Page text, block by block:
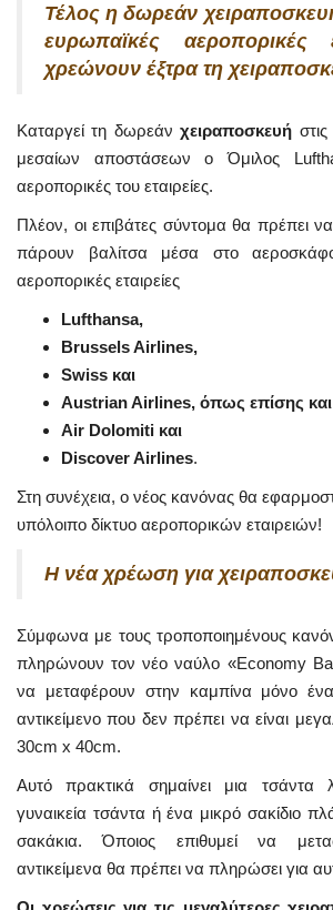
Τέλος η δωρεάν
ευρωπαϊκές αεροπορικές
χρεώνουν έξτρα τη
Καταργεί τη δωρεάνχειραποσκευή
μεσαίων αποστάσεων ο Όμιλος
αεροπορικές του εταιρείες.
Πλέον, οι επιβάτες σύντομα θα πρέπει
πάρουν βαλίτσα μέσα στο
αεροπορικές εταιρείες
Lufthansa,
Brussels Airlines,
Swiss και
Austrian Airlines, όπως επίσης και
Air Dolomiti και
Discover Airlines.
Στη συνέχεια, ο νέος κανόνας θα
υπόλοιπο δίκτυο αεροπορικών εταιρειών!
Η νέα χρέωση για
Σύμφωνα με τους τροποποιημένους
πληρώνουν τον νέο ναύλο «Economy
να μεταφέρουν στην καμπίνα μόνο
αντικείμενο που δεν πρέπει να είναι
30cm x 40cm.
Αυτό πρακτικά σημαίνει μια τσάντα
γυναικεία τσάντα ή ένα μικρό σακίδιο
σακάκια. Όποιος επιθυμεί να
αντικείμενα θα πρέπει να πληρώσει για